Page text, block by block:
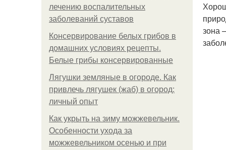
лечению воспалительных
заболеваний суставов
Консервирование белых грибов в
домашних условиях рецепты.
Белые грибы консервированные
Лягушки земляные в огороде. Как
привлечь лягушек (жаб) в огород:
личный опыт
Как укрыть на зиму можжевельник.
Особенности ухода за
можжевельником осенью и при
зона